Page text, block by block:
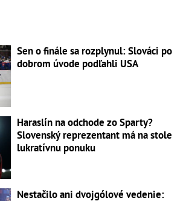
Sen o finále sa rozplynul: Slováci po
dobrom úvode podľahli USA
Haraslín na odchode zo Sparty?
Slovenský reprezentant má na stole
lukratívnu ponuku
Nestačilo ani dvojgólové vedenie: